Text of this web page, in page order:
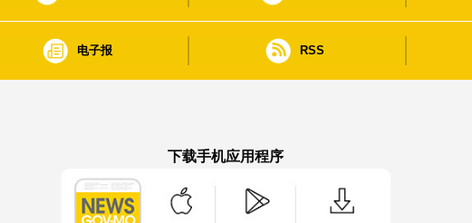
电子报 RSS
下载手机应用程序